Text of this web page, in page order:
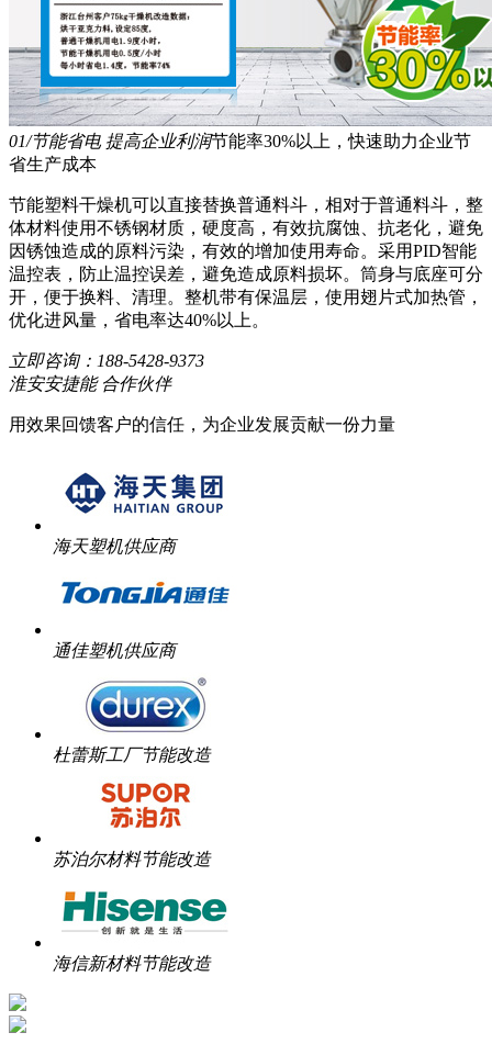
01/节能省电 提高企业利润节能率30%以上，快速助力企业节
省生产成本
节能塑料干燥机可以直接替换普通料斗，相对于普通料斗，整
体材料使用不锈钢材质，硬度高，有效抗腐蚀、抗老化，避免
因锈蚀造成的原料污染，有效的增加使用寿命。采用PID智能
温控表，防止温控误差，避免造成原料损坏。筒身与底座可分
开，便于换料、清理。整机带有保温层，使用翅片式加热管，
优化进风量，省电率达40%以上。
立即咨询： 188-5428-9373
淮安安捷能 合作伙伴
用效果回馈客户的信任，为企业发展贡献一份力量
海天塑机供应商
通佳塑机供应商
杜蕾斯工厂节能改造
苏泊尔材料节能改造
海信新材料节能改造